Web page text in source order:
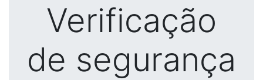
Verificação
de segurança